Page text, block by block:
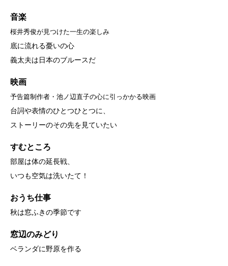
音楽
桜井秀俊が見つけた一生の楽しみ
底に流れる憂いの心
義太夫は日本のブルースだ
映画
予告篇制作者・池ノ辺直子の心に引っかかる映画
台詞や表情のひとつひとつに、
ストーリーのその先を見ていたい
すむところ
部屋は体の延長戦、
いつも空気は洗いたて！
おうち仕事
秋は窓ふきの季節です
窓辺のみどり
ベランダに野原を作る